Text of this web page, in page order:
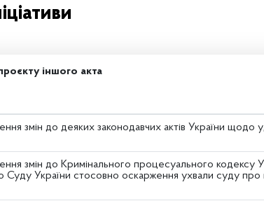
іншого акта
змін до деяких законодавчих актів України
змін до Кримінального процесуального кодексу
Суду України стосовно оскарження ухвали суду